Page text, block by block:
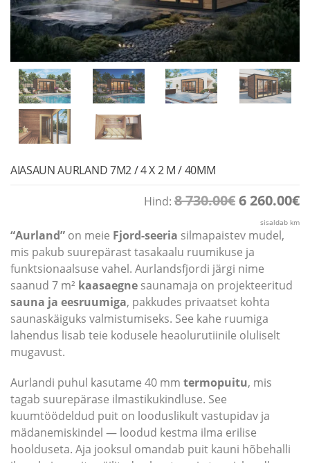
AIASAUN AURLAND 7M2 / 4 X 2 M / 40MM
Hind: 8 730.00€Algne
hind
8
730.00€.
6 260.00€
6
sisaldab km
“Aurland” on meie Fjord-seeria silmapaistev mudel,
mis pakub suurepärast tasakaalu ruumikuse ja
funktsionaalsuse vahel. Aurlandsfjordi järgi nime
saanud 7 m² kaasaegne saunamaja on projekteeritud
sauna ja eesruumiga, pakkudes privaatset kohta
saunaskäiguks valmistumiseks. See kahe ruumiga
lahendus lisab teie kodusele heaolurutiinile oluliselt
mugavust.
Aurlandi puhul kasutame 40 mm termopuitu, mis
tagab suurepärase ilmastikukindluse. See
kuumtöödeldud puit on looduslikult vastupidav ja
mädanemiskindel — loodud kestma ilma erilise
hoolduseta. Aja jooksul omandab puit kauni hõbehalli